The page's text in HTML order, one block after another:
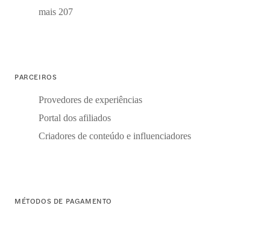
mais 207
PARCEIROS
Provedores de experiências
Portal dos afiliados
Criadores de conteúdo e influenciadores
MÉTODOS DE PAGAMENTO